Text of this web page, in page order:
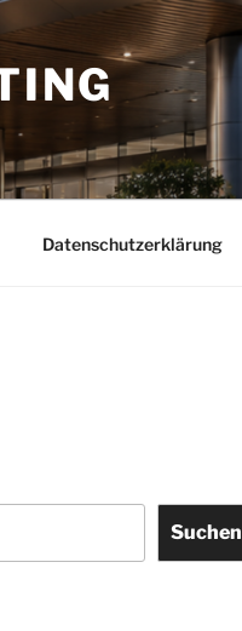
Datenschutzerklärung
Suchen